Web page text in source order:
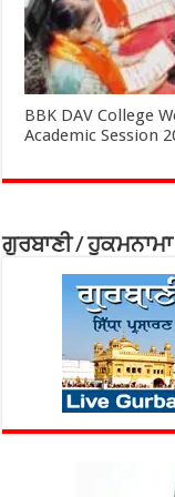
BBK DAV College
Academic Session
ਗੁਰਬਾਣੀ / ਹੁਕਮਨਾਮਾ